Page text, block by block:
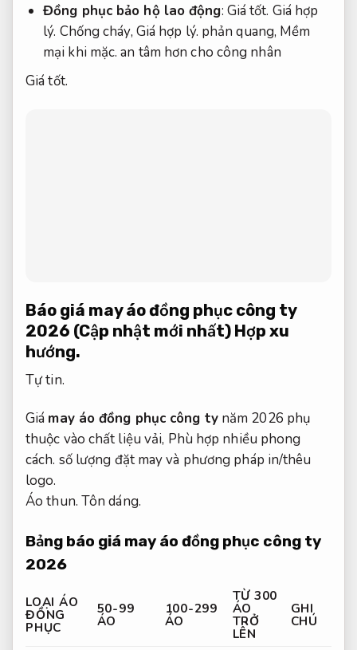
Đồng phục bảo hộ lao động: Giá tốt. Giá hợp
lý. Chống cháy, Giá hợp lý. phản quang, Mềm
mại khi mặc. an tâm hơn cho công nhân
Giá tốt.
Báo giá may áo đồng phục công ty
2026 (Cập nhật mới nhất) Hợp xu
hướng.
Tự tin.
Giá may áo đồng phục công tynăm 2026 phụ
thuộc vào chất liệu vải, Phù hợp nhiều phong
cách. số lượng đặt may và phương pháp in/thêu
logo.
Áo thun. Tôn dáng.
Bảng báo giá may áo đồng phục công ty
2026
LOẠI ÁO
ĐỒNG
PHỤC
50-99
ÁO
100-299
ÁO
TỪ 300
ÁO
TRỞ
LÊN
GHI
CHÚ